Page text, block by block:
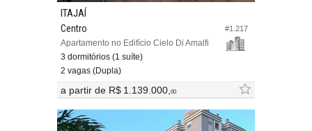
#1.217
ITAJAÍ
Centro
Apartamento no Edifício Cielo Di Amalfi
3 dormitórios (1 suíte)
2 vagas (Dupla)
a partir de R$ 1.139.000,00